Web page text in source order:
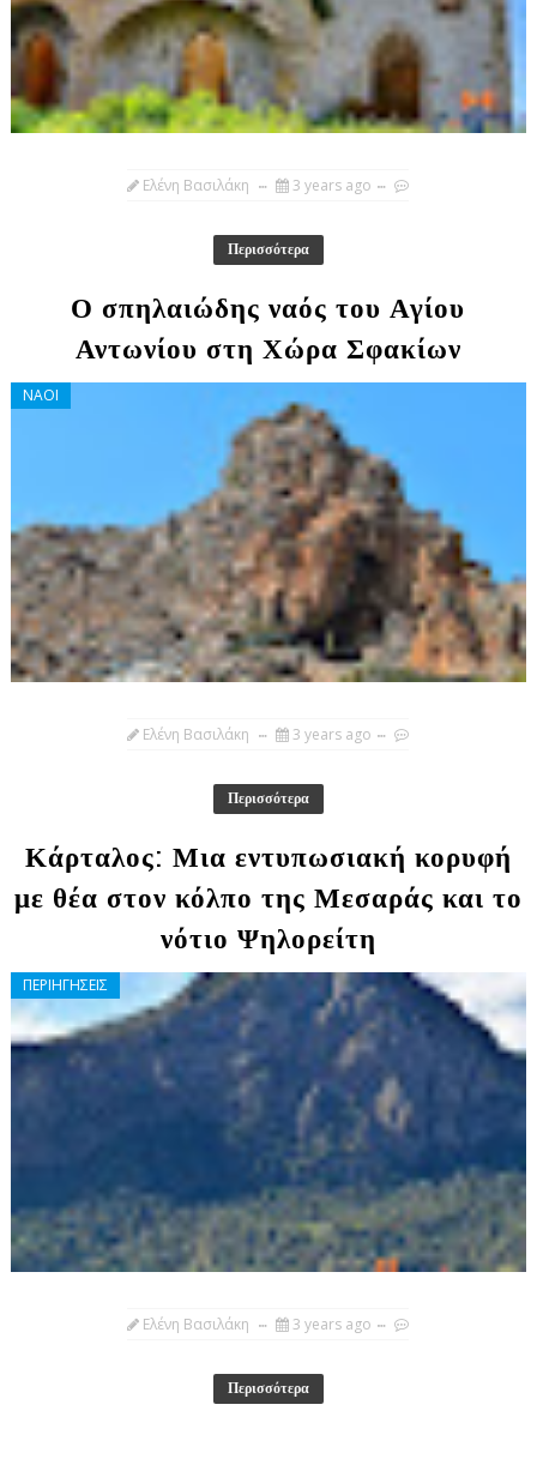
Ελένη Βασιλάκη 3 years ago
Περισσότερα
Ο σπηλαιώδης ναός του Αγίου
Αντωνίου στη Χώρα Σφακίων
ΝΑΟΙ
Ελένη Βασιλάκη 3 years ago
Περισσότερα
Κάρταλος: Μια εντυπωσιακή κορυφή
με θέα στον κόλπο της Μεσαράς και το
νότιο Ψηλορείτη
ΠΕΡΙΗΓΗΣΕΙΣ
Ελένη Βασιλάκη 3 years ago
Περισσότερα